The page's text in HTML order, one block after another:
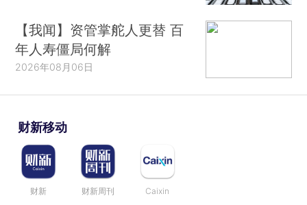
【我闻】资管掌舵人更替 百
年人寿僵局何解
2026年08月06日
财新移动
财新 财新周刊 Caixin